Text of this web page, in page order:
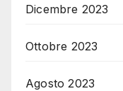
Dicembre 2023
Ottobre 2023
Agosto 2023